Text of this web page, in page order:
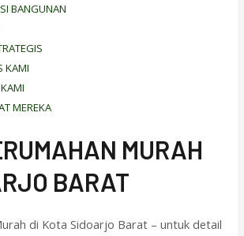
BANGUNAN
KAMI
MEREKA
MURAH
BARAT
di Kota Sidoarjo Barat – untuk detail